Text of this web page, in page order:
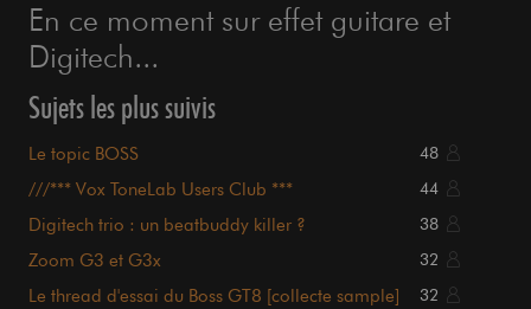
En ce moment sur effet guitare et
Digitech...
Sujets les plus suivis
Le topic BOSS 48
///*** Vox ToneLab Users Club *** 44
Digitech trio : un beatbuddy killer ? 38
Zoom G3 et G3x 32
Le thread d'essai du Boss GT8 [collecte sample] 32